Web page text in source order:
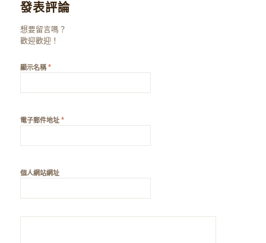
發表評論
想要留言嗎？
歡迎歡迎！
顯示名稱 *
電子郵件地址 *
個人網站網址